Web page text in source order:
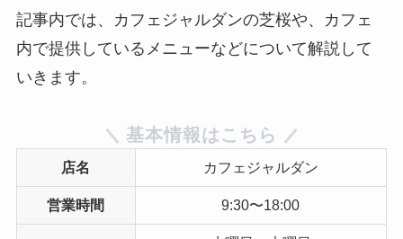
記事内では、カフェジャルダンの芝桜や、カフェ
内で提供しているメニューなどについて解説して
いきます。
基本情報はこちら
店名 カフェジャルダン
営業時間 9:30〜18:00